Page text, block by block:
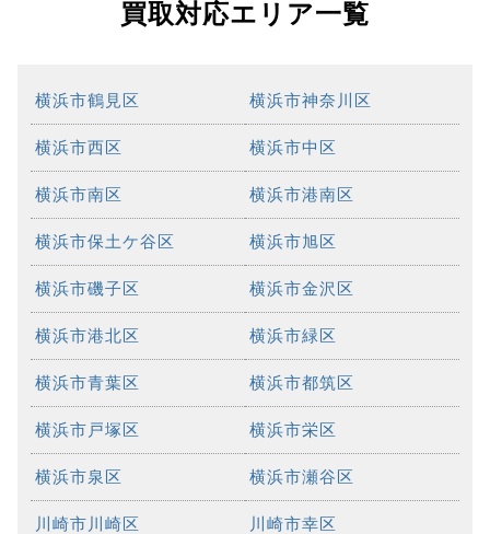
買取対応エリア一覧
横浜市鶴見区 横浜市神奈川区
横浜市西区 横浜市中区
横浜市南区 横浜市港南区
横浜市保土ケ谷区 横浜市旭区
横浜市磯子区 横浜市金沢区
横浜市港北区 横浜市緑区
横浜市青葉区 横浜市都筑区
横浜市戸塚区 横浜市栄区
横浜市泉区 横浜市瀬谷区
川崎市川崎区 川崎市幸区